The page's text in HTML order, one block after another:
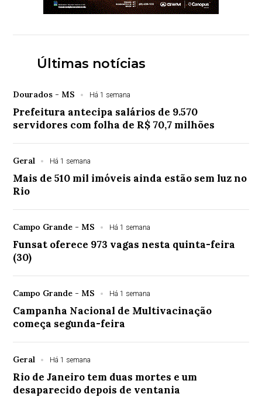
Últimas notícias
Dourados - MS Há 1 semana
Prefeitura antecipa salários de 9.570
servidores com folha de R$ 70,7 milhões
Geral Há 1 semana
Mais de 510 mil imóveis ainda estão sem luz no
Rio
Campo Grande - MS Há 1 semana
Funsat oferece 973 vagas nesta quinta-feira
(30)
Campo Grande - MS Há 1 semana
Campanha Nacional de Multivacinação
começa segunda-feira
Geral Há 1 semana
Rio de Janeiro tem duas mortes e um
desaparecido depois de ventania